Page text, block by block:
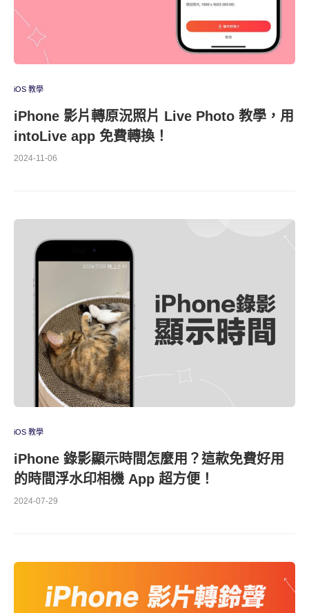
iOS 教學
iPhone 影片轉原況照片 Live Photo 教學，用
intoLive app 免費轉換！
2024-11-06
iOS 教學
iPhone 錄影顯示時間怎麼用？這款免費好用
的時間浮水印相機 App 超方便！
2024-07-29